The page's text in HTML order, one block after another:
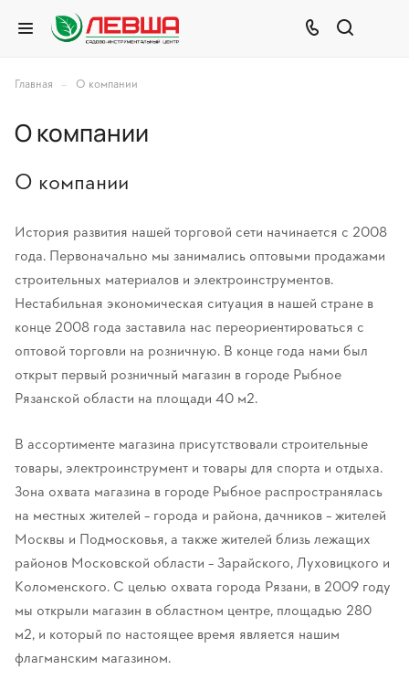
Главная – О компании
О компании
О компании
История развития нашей торговой сети начинается с 2008
года. Первоначально мы занимались оптовыми продажами
строительных материалов и электроинструментов.
Нестабильная экономическая ситуация в нашей стране в
конце 2008 года заставила нас переориентироваться с
оптовой торговли на розничную. В конце года нами был
открыт первый розничный магазин в городе Рыбное
Рязанской области на площади 40 м2.
В ассортименте магазина присутствовали строительные
товары, электроинструмент и товары для спорта и отдыха.
Зона охвата магазина в городе Рыбное распространялась
на местных жителей – города и района, дачников – жителей
Москвы и Подмосковья, а также жителей близь лежащих
районов Московской области – Зарайского, Луховицкого и
Коломенского. С целью охвата города Рязани, в 2009 году
мы открыли магазин в областном центре, площадью 280
м2, и который по настоящее время является нашим
флагманским магазином.